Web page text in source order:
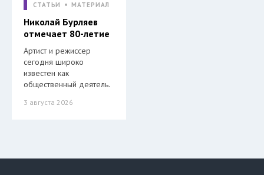
СТАТЬИ МАТЕРИАЛ
Николай Бурляев
отмечает 80-летие
Артист и режиссер
сегодня широко
известен как
общественный деятель.
3 августа 2026